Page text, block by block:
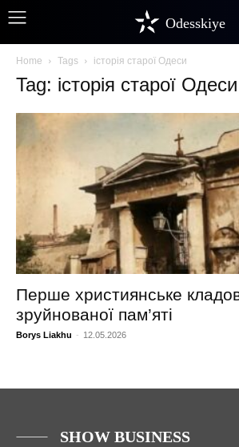
Odesskiye
Home Tags історія старої Одеси
Tag: історія старої Одеси
Перше християнське
зруйнованої пам’яті
Borys Liakhu - 12.05.2026
SHOW BUSINESS